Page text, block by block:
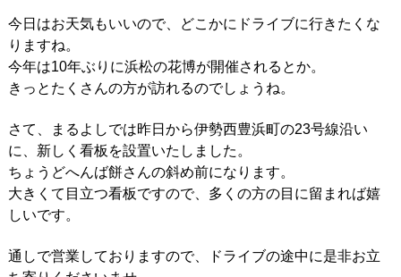
今日はお天気もいいので、どこかにドライブに行きたくな
りますね。
今年は10年ぶりに浜松の花博が開催されるとか。
きっとたくさんの方が訪れるのでしょうね。
さて、まるよしでは昨日から伊勢西豊浜町の23号線沿い
に、新しく看板を設置いたしました。
ちょうどへんば餅さんの斜め前になります。
大きくて目立つ看板ですので、多くの方の目に留まれば嬉
しいです。
通しで営業しておりますので、ドライブの途中に是非お立